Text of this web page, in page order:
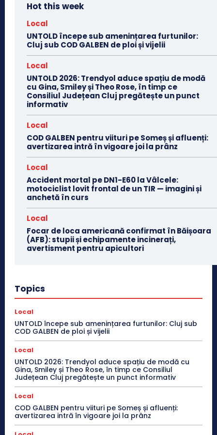
Hot this week
Local
UNTOLD începe sub amenințarea furtunilor:
Cluj sub COD GALBEN de ploi și vijelii
Local
UNTOLD 2026: Trendyol aduce spațiu de modă
cu Gina, Smiley și Theo Rose, în timp ce
Consiliul Județean Cluj pregătește un punct
informativ
Local
COD GALBEN pentru viituri pe Someș și afluenți:
avertizarea intră în vigoare joi la prânz
Local
Accident mortal pe DN1-E60 la Vâlcele:
motociclist lovit frontal de un TIR — imagini și
anchetă în curs
Local
Focar de loca americană confirmat în Băișoara
(AFB): stupii și echipamente incinerați,
avertisment pentru apicultori
Topics
Local
UNTOLD începe sub amenințarea furtunilor: Cluj sub
COD GALBEN de ploi și vijelii
Local
UNTOLD 2026: Trendyol aduce spațiu de modă cu
Gina, Smiley și Theo Rose, în timp ce Consiliul
Județean Cluj pregătește un punct informativ
Local
COD GALBEN pentru viituri pe Someș și afluenți:
avertizarea intră în vigoare joi la prânz